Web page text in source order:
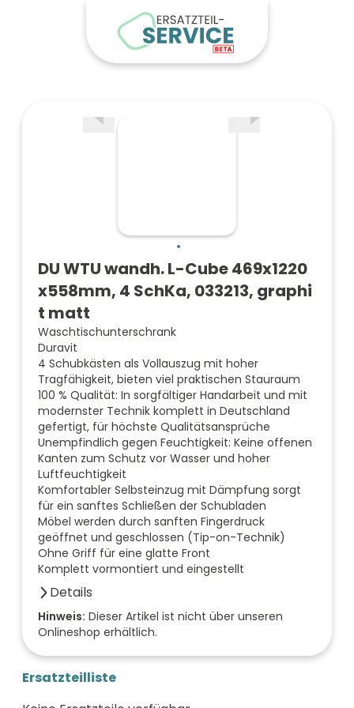
DU WTU wandh. L-Cube 469x1220
x558mm, 4 SchKa, 033213, graphi
t matt
Waschtischunterschrank
Duravit
4 Schubkästen als Vollauszug mit hoher
Tragfähigkeit, bieten viel praktischen Stauraum
100 % Qualität: In sorgfältiger Handarbeit und mit
modernster Technik komplett in Deutschland
gefertigt, für höchste Qualitätsansprüche
Unempfindlich gegen Feuchtigkeit: Keine offenen
Kanten zum Schutz vor Wasser und hoher
Luftfeuchtigkeit
Komfortabler Selbsteinzug mit Dämpfung sorgt
für ein sanftes Schließen der Schubladen
Möbel werden durch sanften Fingerdruck
geöffnet und geschlossen (Tip-on-Technik)
Ohne Griff für eine glatte Front
Komplett vormontiert und eingestellt
Details
Anzahl der Fächer (Stück)
0
Farbe der Front
Hinweis: Dieser Artikel ist nicht über unseren
Onlineshop erhältlich.
Ersatzteilliste